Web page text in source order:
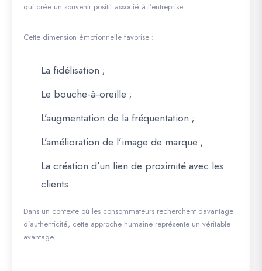
qui crée un souvenir positif associé à l’entreprise.
Cette dimension émotionnelle favorise :
La fidélisation ;
Le bouche-à-oreille ;
L’augmentation de la fréquentation ;
L’amélioration de l’image de marque ;
La création d’un lien de proximité avec les
clients.
Dans un contexte où les consommateurs recherchent davantage
d’authenticité, cette approche humaine représente un véritable
avantage.